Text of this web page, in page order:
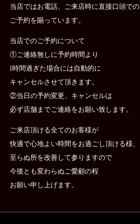
当店ではお電話、ご来店時に直接口頭での
ご予約を賜っています。
当店でのご予約について
①ご連絡無しに予約時間より
1時間過ぎた場合には自動的に
キャンセルさせて頂きます。
②当日の予約変更、キャンセルは
必ず店舗までご連絡をお願い致します。
ご来店頂ける全てのお客様が
快適で心地よい時間をお過ごし頂ける様、
至らぬ所を改善して参りますので
今後とも変わらぬご愛顧の程
お願い申し上げます。